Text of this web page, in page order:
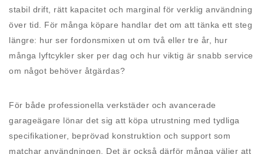
stabil drift, rätt kapacitet och marginal för verklig användning
över tid. För många köpare handlar det om att tänka ett steg
längre: hur ser fordonsmixen ut om två eller tre år, hur
många lyftcykler sker per dag och hur viktig är snabb service
om något behöver åtgärdas?
För både professionella verkstäder och avancerade
garageägare lönar det sig att köpa utrustning med tydliga
specifikationer, beprövad konstruktion och support som
matchar användningen. Det är också därför många väljer att